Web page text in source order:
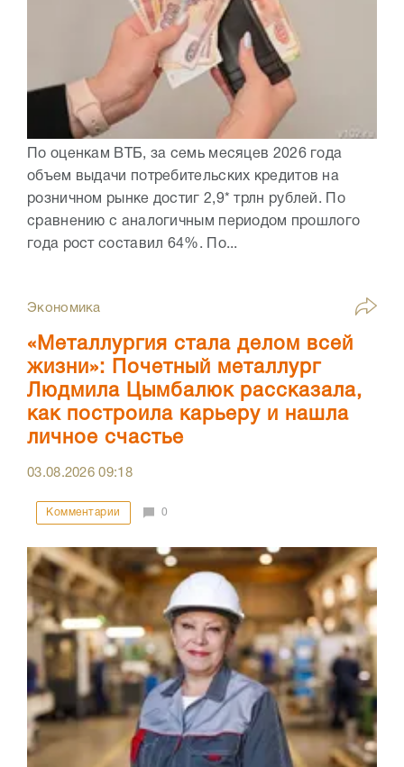
По оценкам ВТБ, за семь месяцев 2026 года
объем выдачи потребительских кредитов на
розничном рынке достиг 2,9* трлн рублей. По
сравнению с аналогичным периодом прошлого
года рост составил 64%. По...
Экономика
«Металлургия стала делом всей
жизни»: Почетный металлург
Людмила Цымбалюк рассказала,
как построила карьеру и нашла
личное счастье
03.08.202609:18
Комментарии 0